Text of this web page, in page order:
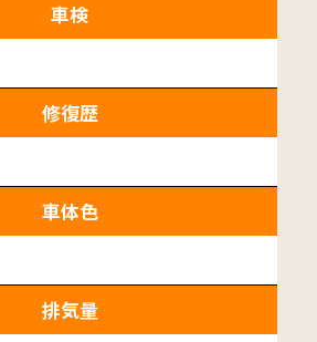
車検
修復歴
車体色
排気量